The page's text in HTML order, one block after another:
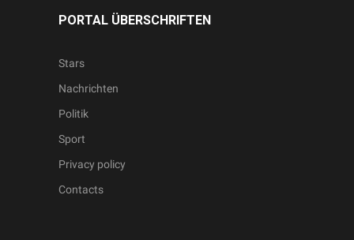
PORTAL ÜBERSCHRIFTEN
Stars
Nachrichten
Politik
Sport
Privacy policy
Contacts